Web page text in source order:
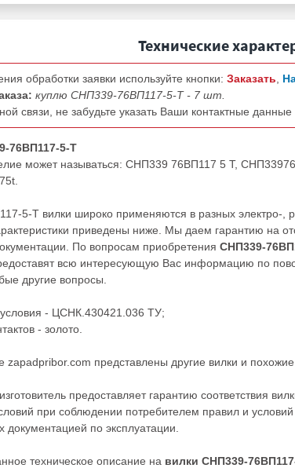
Технические
обработки заявки используйте кнопки: Заказать
куплю СНП339-76ВП117-5-Т - 7 шт.
связи, не забудьте указать Ваши контактные
76ВП117-5-Т
может называться: СНП339 76ВП117 5 Т,
5-Т вилки широко применяются в разных электро-,
приведены ниже. Мы даем гарантию на
По вопросам приобретения СНП339-
всю интересующую Вас информацию по
другие вопросы.
условия - ЦСНК.430421.036 ТУ;
- золото.
zapadpribor.com представлены другие вилки и похожие
предоставляет гарантию соответствия
при соблюдении потребителем правил и
документацией по эксплуатации.
техническое описание на вилки СНП339-